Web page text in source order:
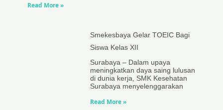
Read More »
Smekesbaya Gelar TOEIC Bagi
Siswa Kelas XII
Surabaya – Dalam upaya
meningkatkan daya saing lulusan
di dunia kerja, SMK Kesehatan
Surabaya menyelenggarakan
Read More »